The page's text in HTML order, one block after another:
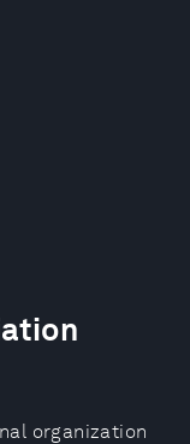
organization